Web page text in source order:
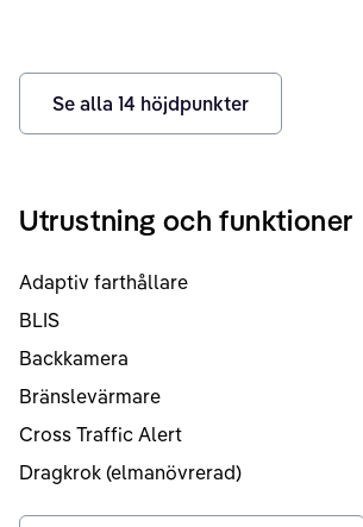
Se alla 14 höjdpunkter
Utrustning och funktioner
Adaptiv farthållare
BLIS
Backkamera
Bränslevärmare
Cross Traffic Alert
Dragkrok (elmanövrerad)